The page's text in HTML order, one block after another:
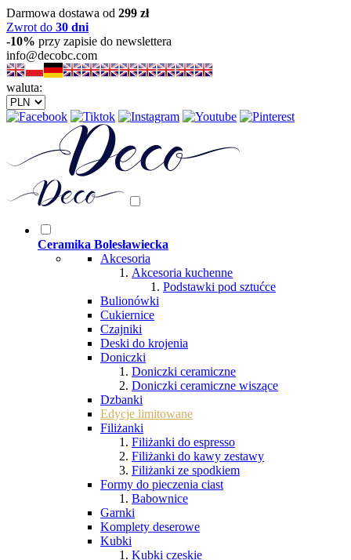
Darmowa dostawa od 299 zł
Zwrot do 30 dni
-10% przy zapisie do newslettera
info@decobc.com
waluta:
Ceramika Bolesławiecka
Akcesoria
Akcesoria kuchenne
Podstawki pod sztućce
Bulionówki
Cukiernice
Czajniki
Deski do krojenia
Doniczki
Doniczki ceramiczne
Doniczki ceramiczne wiszące
Dzbanki
Edycje limitowane
Filiżanki
Filiżanki do espresso
Filiżanki do kawy zestawy
Filiżanki ze spodkiem
Formy do pieczenia ciast
Babownice
Garnki
Komplety deserowe
Kubki
Kubki czeskie